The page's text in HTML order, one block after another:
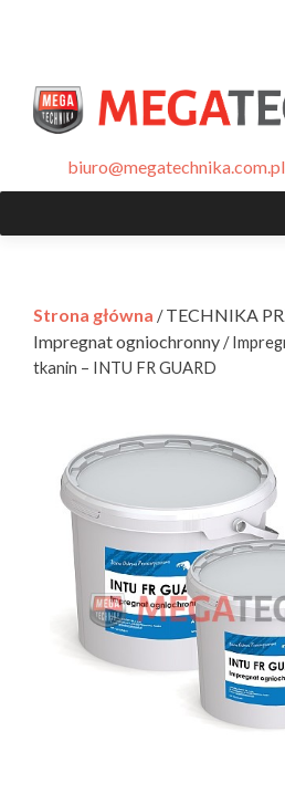
biuro@megatechnika.com.pl
Strona główna /TECHNIKA
Impregnat ogniochronny/
tkanin – INTU FR GUARD